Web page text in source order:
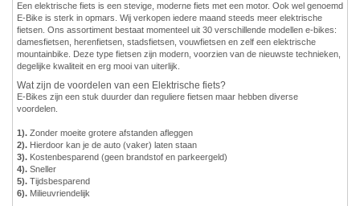
Een elektrische fiets is een stevige, moderne fiets met een motor. Ook wel genoemd
E-Bike is sterk in opmars. Wij verkopen iedere maand steeds meer elektrische
fietsen. Ons assortiment bestaat momenteel uit 30 verschillende modellen e-bikes:
damesfietsen, herenfietsen, stadsfietsen, vouwfietsen en zelf een elektrische
mountainbike. Deze type fietsen zijn modern, voorzien van de nieuwste technieken,
degelijke kwaliteit en erg mooi van uiterlijk.
Wat zijn de voordelen van een Elektrische fiets?
E-Bikes zijn een stuk duurder dan reguliere fietsen maar hebben diverse
voordelen.
1). Zonder moeite grotere afstanden afleggen
2). Hierdoor kan je de auto (vaker) laten staan
3). Kostenbesparend (geen brandstof en parkeergeld)
4). Sneller
5). Tijdsbesparend
6). Milieuvriendelijk